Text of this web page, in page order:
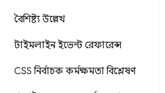
বৈশিষ্ট্য উল্লেখ
টাইমলাইন ইভেন্ট রেফারেন্স
CSS নির্বাচক কর্মক্ষমতা বিশ্লেষণ